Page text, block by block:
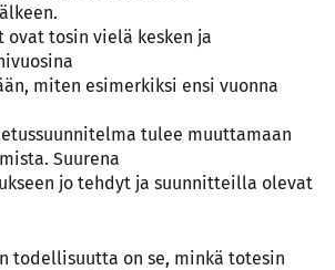
tosin vielä kesken ja
miten esimerkiksi ensi vuonna
tulee muuttamaan
Suurena
jo tehdyt ja suunnitteilla olevat
todellisuutta on se, minkä totesin